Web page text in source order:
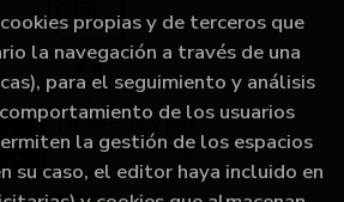
propias y de terceros que
la navegación a través de una
para el seguimiento y análisis
de los usuarios
la gestión de los espacios
su caso, el editor haya incluido en